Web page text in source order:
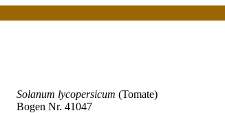
Solanum lycopersicum (Tomate)
Bogen Nr. 41047